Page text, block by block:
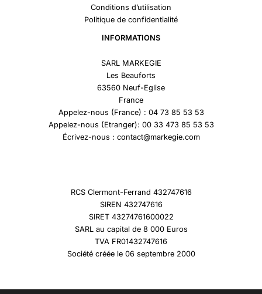
Conditions d’utilisation
Politique de confidentialité
INFORMATIONS
SARL MARKEGIE
Les Beauforts
63560 Neuf-Eglise
France
Appelez-nous (France) : 04 73 85 53 53
Appelez-nous (Etranger): 00 33 473 85 53 53
Écrivez-nous : contact@markegie.com
RCS Clermont-Ferrand 432747616
SIREN 432747616
SIRET 43274761600022
SARL au capital de 8 000 Euros
TVA FR01432747616
Société créée le 06 septembre 2000